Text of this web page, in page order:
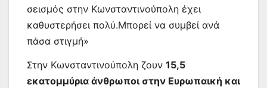
σεισμός στην Κωνσταντινούπολη έχει
καθυστερήσει πολύ.Μπορεί να συμβεί ανά
πάσα στιγμή»
Στην Κωνσταντινούπολη ζουν 15,5
εκατομμύρια άνθρωποι στην Ευρωπαική και